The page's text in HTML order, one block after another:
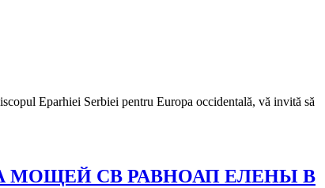
Eparhiei Serbiei pentru Europa occidentală, vă invită să
СВ РАВНОАП ЕЛЕНЫ В